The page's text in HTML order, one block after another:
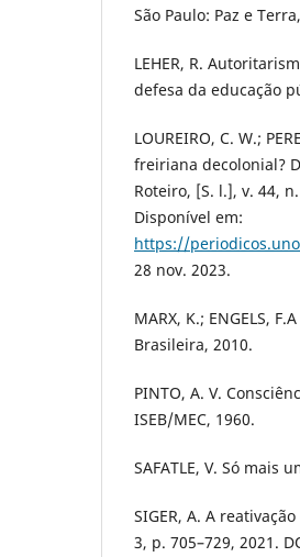
São Paulo: Paz e
LEHER, R.
defesa da educação
LOUREIRO, C. W.;
freiriana decolonial?
Roteiro, [S. l.], v. 44,
Disponível em:
https://
28 nov. 2023.
MARX, K.; ENGELS,
Brasileira, 2010.
PINTO, A. V.
ISEB/MEC, 1960.
SAFATLE, V. Só mais
SIGER, A. A
3, p. 705–729, 2021.